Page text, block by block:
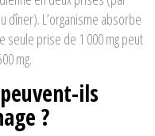
dîner). L’organisme absorbe
seule prise de 1 000 mg peut
mg.
ils
?